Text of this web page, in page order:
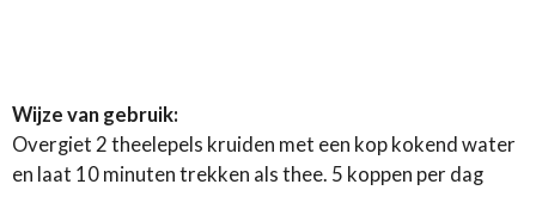
Wijze van gebruik:
Overgiet 2 theelepels kruiden met een kop kokend water
en laat 10 minuten trekken als thee. 5 koppen per dag